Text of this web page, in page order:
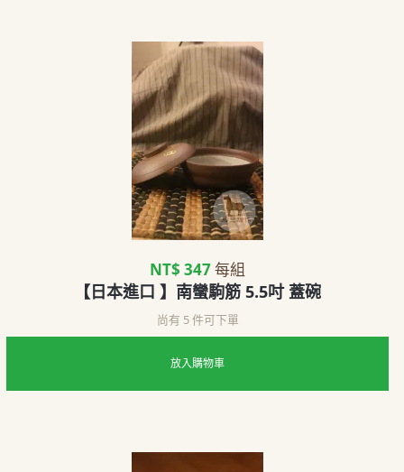
NT$ 347每組
【日本進口 】南蠻駒筋 5.5吋 蓋碗
尚有 5 件可下單
放入購物車